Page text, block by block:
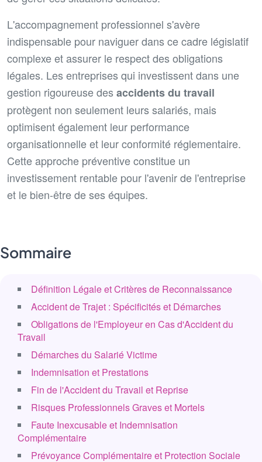
Sommaire
Définition Légale et Critères de Reconnaissance
Accident de Trajet : Spécificités et Démarches
Obligations de l'Employeur en Cas d'Accident du
Travail
Démarches du Salarié Victime
Indemnisation et Prestations
Fin de l'Accident du Travail et Reprise
Risques Professionnels Graves et Mortels
Faute Inexcusable et Indemnisation
Complémentaire
Prévoyance Complémentaire et Protection Sociale
L'accompagnement professionnel s'avère
indispensable pour naviguer dans ce cadre législatif
complexe et assurer le respect des obligations
légales. Les entreprises qui investissent dans une
gestion rigoureuse des accidents du travail
protègent non seulement leurs salariés, mais
optimisent également leur performance
organisationnelle et leur conformité réglementaire.
Cette approche préventive constitue un
investissement rentable pour l'avenir de l'entreprise
et le bien-être de ses équipes.